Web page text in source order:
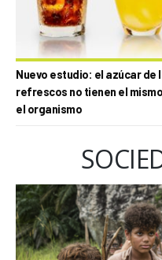
Nuevo estudio: el azúcar de
refrescos no tienen el
el organismo